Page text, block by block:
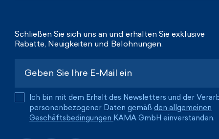
Schließen Sie sich uns an und erhalten Sie exklusive
Rabatte, Neuigkeiten und Belohnungen.
Ich bin mit dem Erhalt des Newsletters und der
personenbezogener Daten gemäß den allgemeinen
Geschäftsbedingungen KAMA GmbH einverstanden.